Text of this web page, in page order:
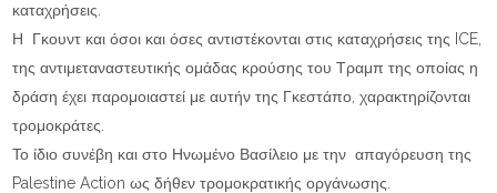
καταχρήσεις.
Η Γκουντ και όσοι και όσες αντιστέκονται στις καταχρήσεις της ICE,
της αντιμεταναστευτικής ομάδας κρούσης του Τραμπ της οποίας η
δράση έχει παρομοιαστεί με αυτήν της Γκεστάπο, χαρακτηρίζονται
τρομοκράτες.
Το ίδιο συνέβη και στο Ηνωμένο Βασίλειο με την απαγόρευση της
Palestine Action ως δήθεν τρομοκρατικής οργάνωσης.